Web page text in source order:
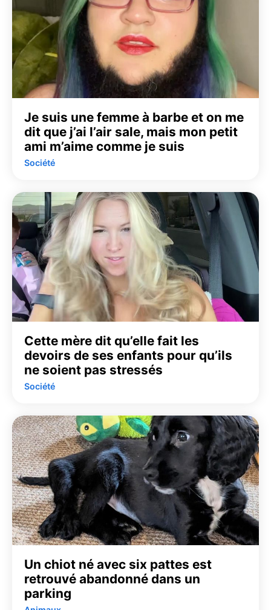
Je suis une femme à barbe et on me
dit que j’ai l’air sale, mais mon petit
ami m’aime comme je suis
Société
Cette mère dit qu’elle fait les
devoirs de ses enfants pour qu’ils
ne soient pas stressés
Société
Un chiot né avec six pattes est
retrouvé abandonné dans un
parking